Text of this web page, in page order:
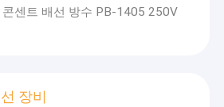
장비
센트 배선 방수 PB-1405 250V
장비